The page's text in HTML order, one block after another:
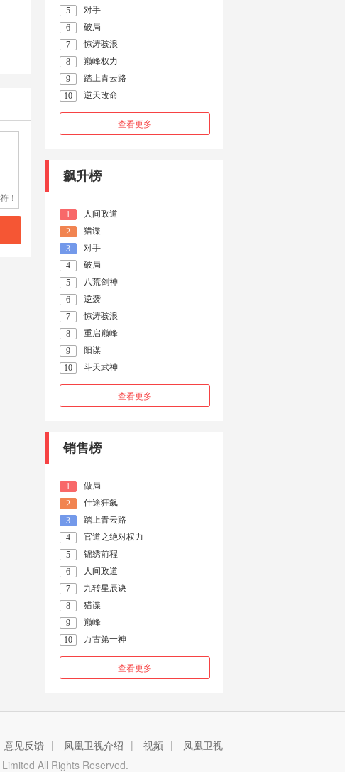
！
5 对手
6 破局
7 惊涛骇浪
8 巅峰权力
9 踏上青云路
10 逆天改命
查看更多
飙升榜
1 人间政道
2 猎谍
3 对手
4 破局
5 八荒剑神
6 逆袭
7 惊涛骇浪
8 重启巅峰
9 阳谋
10 斗天武神
查看更多
销售榜
1 做局
2 仕途狂飙
3 踏上青云路
4 官道之绝对权力
5 锦绣前程
6 人间政道
7 九转星辰诀
8 猎谍
9 巅峰
10 万古第一神
查看更多
意见反馈 | 凤凰卫视介绍 | 视频 |
凤凰卫视
All Rights Reserved.